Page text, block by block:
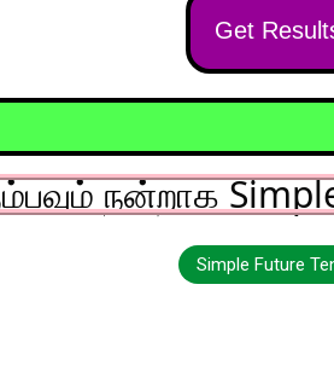
Get
நன்றாக
Simple Future